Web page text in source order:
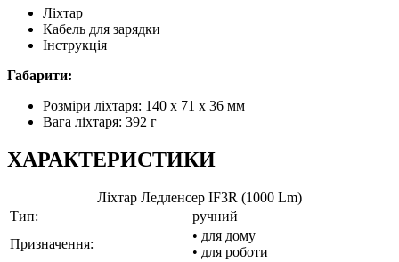
Ліхтар
Кабель для зарядки
Інструкція
Габарити:
Розміри ліхтаря: 140 x 71 x 36 мм
Вага ліхтаря: 392 г
ХАРАКТЕРИСТИКИ
Ліхтар Ледленсер IF3R (1000 Lm)
Тип:
ручний
Призначення:
• для дому
• для роботи